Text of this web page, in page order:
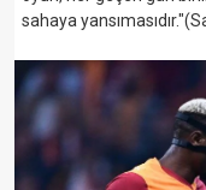
sahaya